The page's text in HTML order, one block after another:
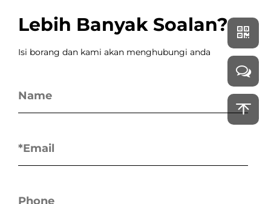
Lebih Banyak Soalan?
Isi borang dan kami akan menghubungi anda